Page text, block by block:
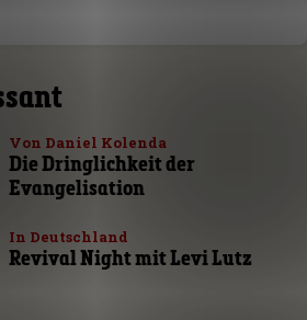
Von Daniel Kolenda
Die Dringlichkeit der
Evangelisation
In Deutschland
Revival Night mit Levi Lutz